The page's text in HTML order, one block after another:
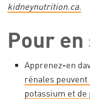
kidneynutrition.ca.
Pour
Apprenez-en
rénales
potassium et de